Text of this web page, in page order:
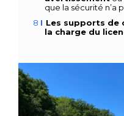
que la sécurité n’a
Les supports de
la charge du